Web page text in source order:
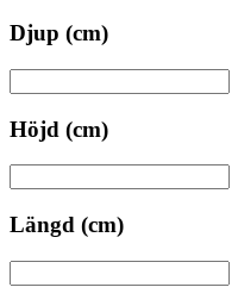
Djup (cm)
Höjd (cm)
Längd (cm)